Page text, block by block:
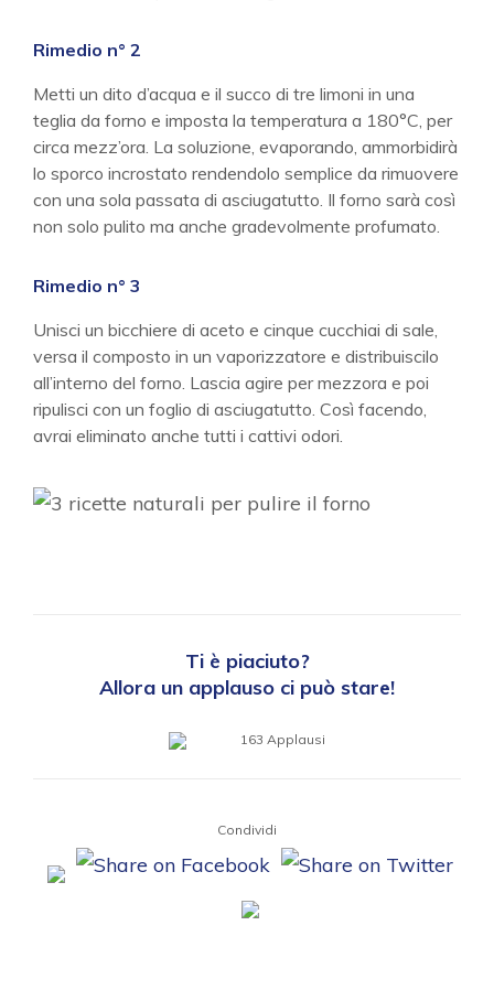
Rimedio n° 2
Metti un dito d’acqua e il succo di tre limoni in una
teglia da forno e imposta la temperatura a 180°C, per
circa mezz’ora. La soluzione, evaporando, ammorbidirà
lo sporco incrostato rendendolo semplice da rimuovere
con una sola passata di asciugatutto. Il forno sarà così
non solo pulito ma anche gradevolmente profumato.
Rimedio n° 3
Unisci un bicchiere di aceto e cinque cucchiai di sale,
versa il composto in un vaporizzatore e distribuiscilo
all’interno del forno. Lascia agire per mezzora e poi
ripulisci con un foglio di asciugatutto. Così facendo,
avrai eliminato anche tutti i cattivi odori.
Ti è piaciuto?
Allora un applauso ci può stare!
163 Applausi
Condividi